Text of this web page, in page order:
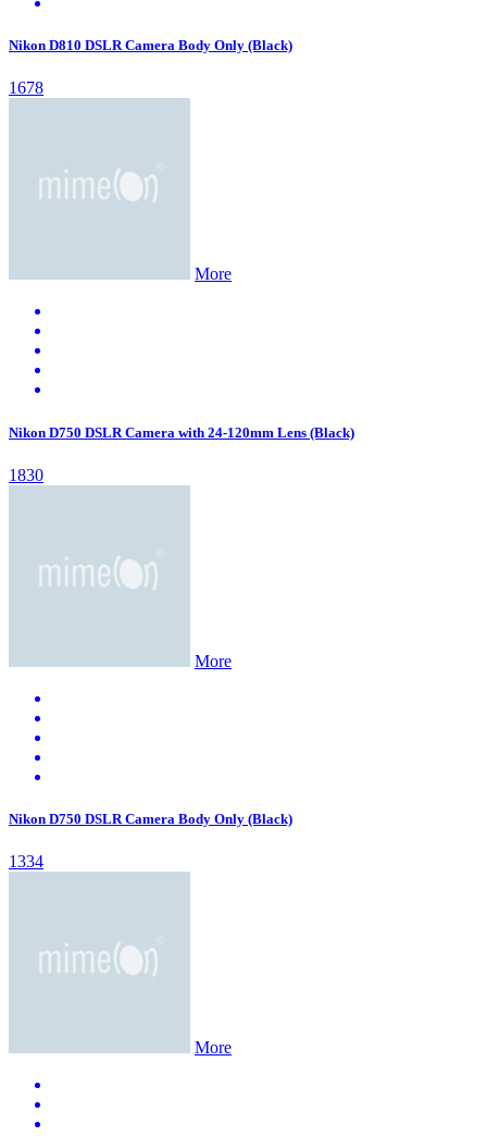
Nikon D810 DSLR Camera Body Only (Black)
1678
More
Nikon D750 DSLR Camera with 24-120mm Lens (Black)
1830
More
Nikon D750 DSLR Camera Body Only (Black)
1334
More